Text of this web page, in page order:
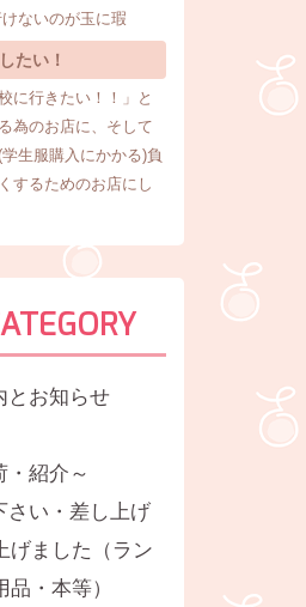
ないのが玉に瑕
たい！
に行きたい！！」と
為のお店に、そして
生服購入にかかる)負
するためのお店にし
とお知らせ
・紹介～
さい・差し上げ
げました（ラン
品・本等）